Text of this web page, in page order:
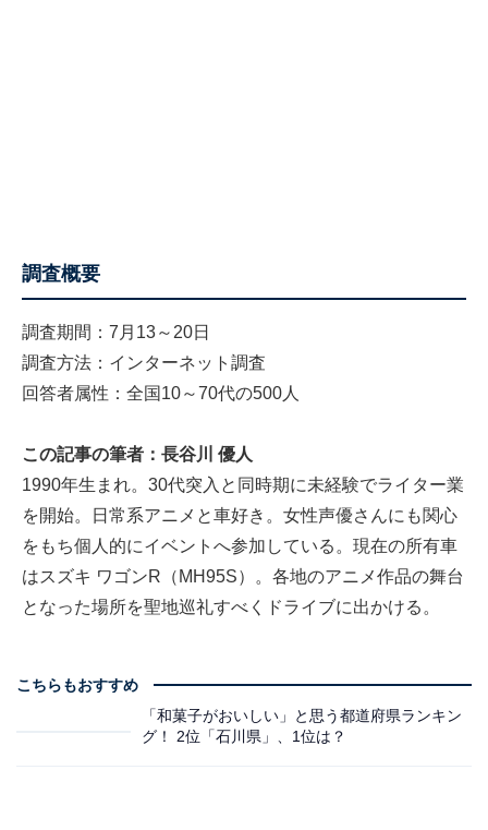
調査概要
調査期間：7月13～20日
調査方法：インターネット調査
回答者属性：全国10～70代の500人
この記事の筆者：長谷川 優人
1990年生まれ。30代突入と同時期に未経験でライター業
を開始。日常系アニメと車好き。女性声優さんにも関心
をもち個人的にイベントへ参加している。現在の所有車
はスズキ ワゴンR（MH95S）。各地のアニメ作品の舞台
となった場所を聖地巡礼すべくドライブに出かける。
こちらもおすすめ
「和菓子がおいしい」と思う都道府県ランキン
グ！ 2位「石川県」、1位は？